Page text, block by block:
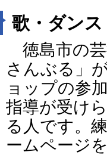
歌・ダン
徳島市の芸
さんぶる」
ョップの参
指導が受け
る人です。
ームページ